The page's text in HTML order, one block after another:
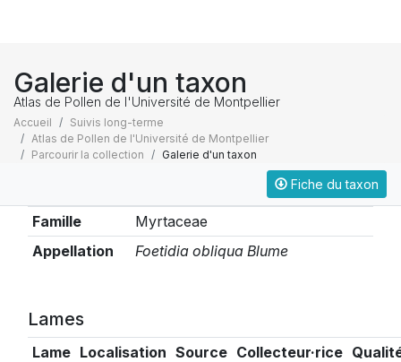
Galerie d'un taxon
Atlas de Pollen de l'Université de Montpellier
Accueil
Suivis long-terme
Atlas de Pollen de l'Université de Montpellier
Parcourir la collection
Galerie d'un taxon
Fiche du taxon
Famille
Myrtaceae
Appellation
Foetidia obliqua Blume
Lames
Lame Localisation Source Collecteur·rice